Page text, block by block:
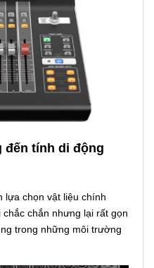
đến tính di động
lựa chọn vật liệu chính
chắc chắn nhưng lại rất gọn
trong những môi trường